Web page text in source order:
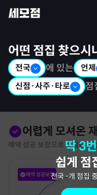
어떤 점집 찾으시
전국 에 있는 언제
신점·사주·타로 점
딱 3
쉽게 점
전국-개 점집
어렵게 모셔온
예약 성공 보장으로 특별히 모
예약 성공보장